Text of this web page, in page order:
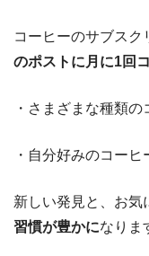
コーヒーのサブス
のポストに月に1回
・さまざまな種類の
・自分好みのコーヒ
新しい発見と、お気
習慣が豊かになりま